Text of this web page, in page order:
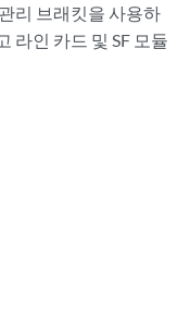
리 브래킷을 사용하
라인 카드 및 SF 모듈